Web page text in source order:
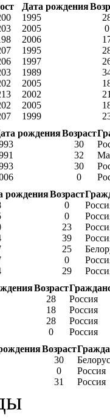
Дата рождения
1995
2005
0
2006
1995
1997
1989
2005
2002
2005
1999
рожденияВозраст
30
32
30
0
рожденияВозраст
0
0
23
39
25
0
29
Возраст
28
Россия
18
Россия
28
Россия
0
Россия
Возраст
30
0
Россия
31 Россия